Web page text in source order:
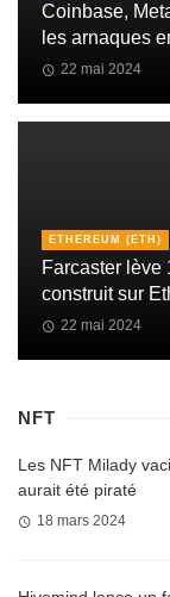
Coinbase,
les arnaques
22 mai 2024
ETHEREUM (ETH)
Farcaster lève
construit sur
22 mai 2024
NFT
Les NFT Milady
aurait été piraté
18 mars 2024